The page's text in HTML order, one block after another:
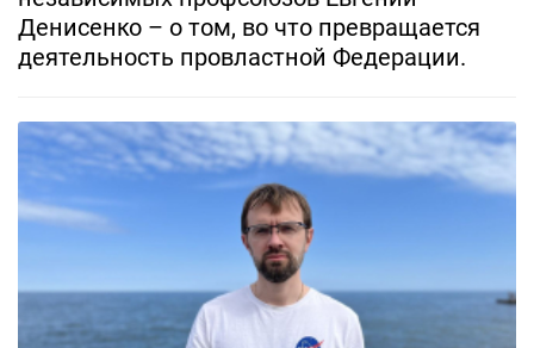
Денисенко – о том, во что превращается
деятельность провластной Федерации.